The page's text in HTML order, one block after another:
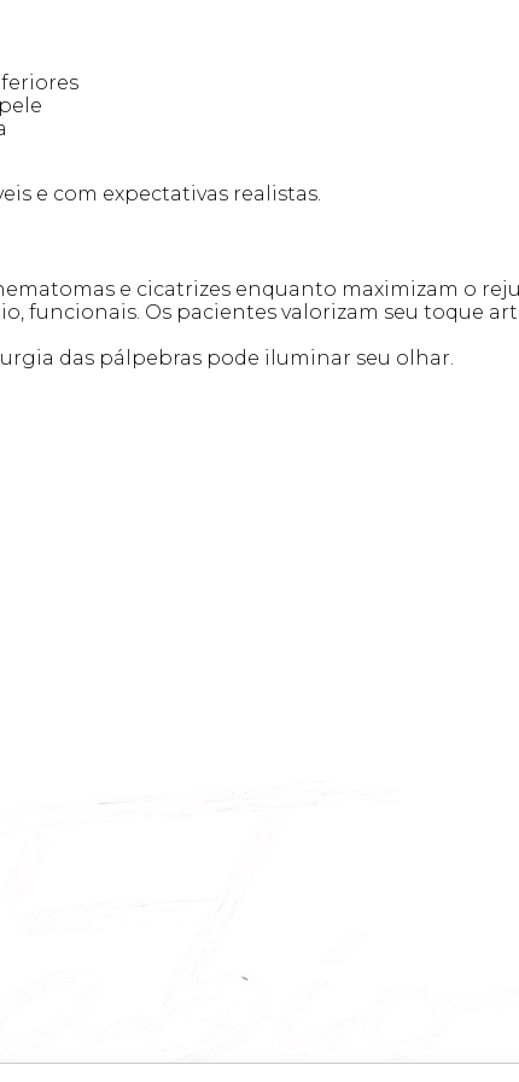
e com expectativas realistas.
e cicatrizes enquanto maximizam o
funcionais. Os pacientes valorizam seu toque
das pálpebras pode iluminar seu olhar.